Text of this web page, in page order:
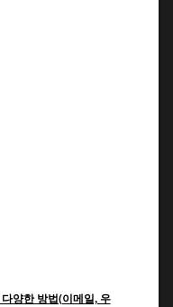
양한 방법(이메일, 우